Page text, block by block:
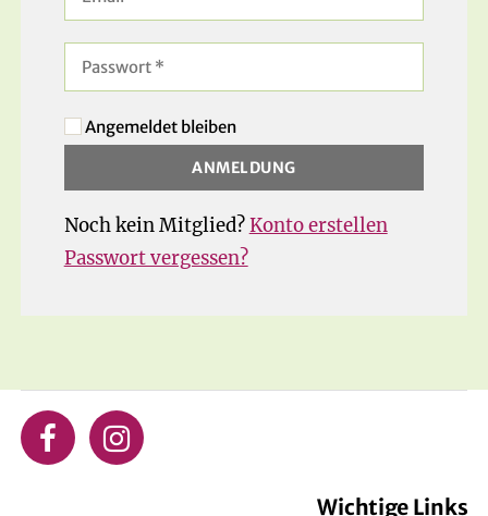
Angemeldet bleiben
Noch kein Mitglied?Konto erstellen
Passwort vergessen?
Wichtige Links